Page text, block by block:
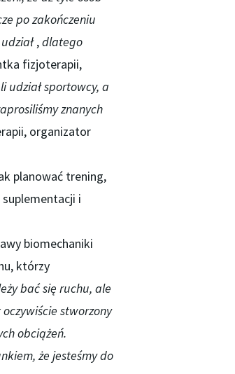
po zakończeniu
,dlatego
fizjoterapii,
udział sportowcy, a
znanych
organizator
planować trening,
i
biomechaniki
którzy
bać się ruchu, ale
stworzony
obciążeń.
że jesteśmy do